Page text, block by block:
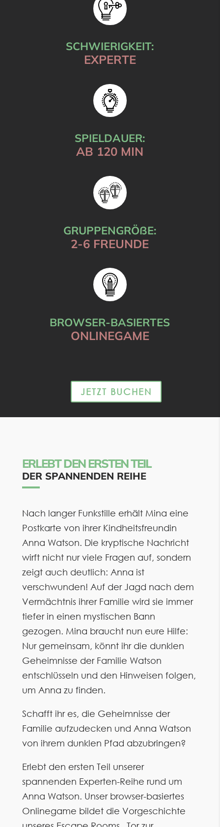
SCHWIERIGKEIT:
EXPERTE
SPIELDAUER:
AB 120 MIN
GRUPPENGRÖßE:
2-6 FREUNDE
BROWSER-BASIERTES
ONLINEGAME
JETZT BUCHEN
ERLEBT DEN ERSTEN TEIL
DER SPANNENDEN REIHE
Nach langer Funkstille erhält Mina eine
Postkarte von ihrer Kindheitsfreundin
Anna Watson. Die kryptische Nachricht
wirft nicht nur viele Fragen auf, sondern
zeigt auch deutlich: Anna ist
verschwunden! Auf der Jagd nach dem
Vermächtnis ihrer Familie wird sie immer
tiefer in einen mystischen Bann
gezogen. Mina braucht nun eure Hilfe:
Nur gemeinsam, könnt ihr die dunklen
Geheimnisse der Familie Watson
entschlüsseln und den Hinweisen folgen,
um Anna zu finden.
Schafft ihr es, die Geheimnisse der
Familie aufzudecken und Anna Watson
von ihrem dunklen Pfad abzubringen?
Erlebt den ersten Teil unserer
spannenden Experten-Reihe rund um
Anna Watson. Unser browser-basiertes
Onlinegame bildet die Vorgeschichte